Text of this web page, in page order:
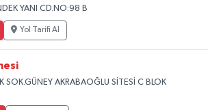
YANI CD.NO:98 B
Yol Tarifi Al
SOK.GÜNEY AKRABAOĞLU SİTESİ C BLOK